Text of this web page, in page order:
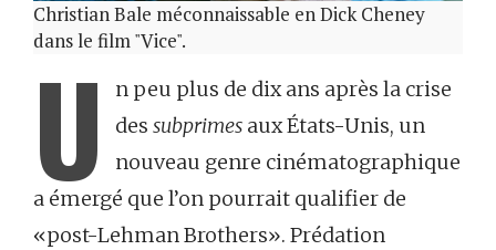
Christian Bale méconnaissable en Dick Cheney
dans le film "Vice".
U
n peu plus de dix ans après la crise
des subprimes aux États-Unis, un
nouveau genre cinématographique
a émergé que l’on pourrait qualifier de
«post-Lehman Brothers». Prédation